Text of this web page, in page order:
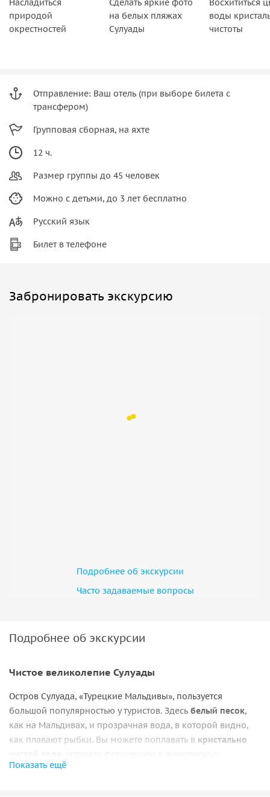
Насладиться
природой
окрестностей
Сделать яркие фото
на белых пляжах
Сулуады
Восхититься
воды
чистоты
Отправление: Ваш отель (при выборе билета с
трансфером)
Групповая сборная, на яхте
12 ч.
Размер группы до 45 человек
Можно с детьми, до 3 лет бесплатно
Русский язык
Билет в телефоне
Забронировать экскурсию
Подробнее об экскурсии
Часто задаваемые вопросы
Подробнее об экскурсии
Чистое великолепие Сулуады
Остров Сулуада, «Турецкие Мальдивы», пользуется
большой популярностью у туристов. Здесь белый песок,
как на Мальдивах, и прозрачная вода, в которой видно,
как плавают рыбки. Вы можете поплавать в кристально
пейзажах, отдохнуть на пляже или палубе корабля.
Показать ещё